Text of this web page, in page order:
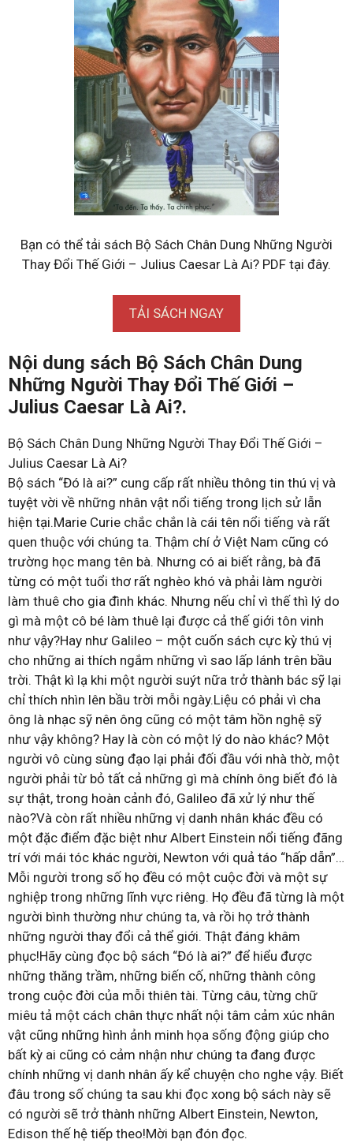
Bạn có thể tải sách Bộ Sách Chân Dung Những Người
Thay Đổi Thế Giới – Julius Caesar Là Ai? PDF tại đây.
TẢI SÁCH NGAY
Nội dung sách Bộ Sách Chân Dung
Những Người Thay Đổi Thế Giới –
Julius Caesar Là Ai?.
Bộ Sách Chân Dung Những Người Thay Đổi Thế Giới –
Julius Caesar Là Ai?
Bộ sách “Đó là ai?” cung cấp rất nhiều thông tin thú vị và
tuyệt vời về những nhân vật nổi tiếng trong lịch sử lẫn
hiện tại.Marie Curie chắc chắn là cái tên nổi tiếng và rất
quen thuộc với chúng ta. Thậm chí ở Việt Nam cũng có
trường học mang tên bà. Nhưng có ai biết rằng, bà đã
từng có một tuổi thơ rất nghèo khó và phải làm người
làm thuê cho gia đình khác. Nhưng nếu chỉ vì thế thì lý do
gì mà một cô bé làm thuê lại được cả thế giới tôn vinh
như vậy?Hay như Galileo – một cuốn sách cực kỳ thú vị
cho những ai thích ngắm những vì sao lấp lánh trên bầu
trời. Thật kì lạ khi một người suýt nữa trở thành bác sỹ lại
chỉ thích nhìn lên bầu trời mỗi ngày.Liệu có phải vì cha
ông là nhạc sỹ nên ông cũng có một tâm hồn nghệ sỹ
như vậy không? Hay là còn có một lý do nào khác? Một
người vô cùng sùng đạo lại phải đối đầu với nhà thờ, một
người phải từ bỏ tất cả những gì mà chính ông biết đó là
sự thật, trong hoàn cảnh đó, Galileo đã xử lý như thế
nào?Và còn rất nhiều những vị danh nhân khác đều có
một đặc điểm đặc biệt như Albert Einstein nổi tiếng đãng
trí với mái tóc khác người, Newton với quả táo “hấp dẫn”…
Mỗi người trong số họ đều có một cuộc đời và một sự
nghiệp trong những lĩnh vực riêng. Họ đều đã từng là một
người bình thường như chúng ta, và rồi họ trở thành
những người thay đổi cả thể giới. Thật đáng khâm
phục!Hãy cùng đọc bộ sách “Đó là ai?” để hiểu được
những thăng trầm, những biến cố, những thành công
trong cuộc đời của mỗi thiên tài. Từng câu, từng chữ
miêu tả một cách chân thực nhất nội tâm cảm xúc nhân
vật cũng những hình ảnh minh họa sống động giúp cho
bất kỳ ai cũng có cảm nhận như chúng ta đang được
chính những vị danh nhân ấy kể chuyện cho nghe vậy. Biết
đâu trong số chúng ta sau khi đọc xong bộ sách này sẽ
có người sẽ trở thành những Albert Einstein, Newton,
Edison thế hệ tiếp theo!Mời bạn đón đọc.